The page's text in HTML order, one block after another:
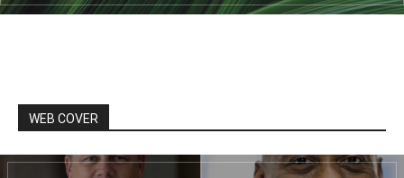
WEB COVER